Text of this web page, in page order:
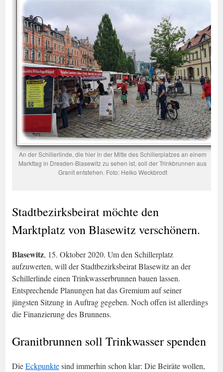
An der Schillerlinde, die hier in der Mitte des Schillerplatzes an einem
Markttag in Dresden-Blasewitz zu sehen ist, soll der Trinkbrunnen aus
Granit entstehen. Foto: Heiko Weckbrodt
Stadtbezirksbeirat möchte den
Marktplatz von Blasewitz verschönern.
Blasewitz, 15. Oktober 2020. Um den Schillerplatz
aufzuwerten, will der Stadtbezirksbeirat Blasewitz an der
Schillerlinde einen Trinkwasserbrunnen bauen lassen.
Entsprechende Planungen hat das Gremium auf seiner
jüngsten Sitzung in Auftrag gegeben. Noch offen ist allerdings
die Finanzierung des Brunnens.
Granitbrunnen soll Trinkwasser spenden
DieEckpunktesind immerhin schon klar: Die Beiräte wollen,